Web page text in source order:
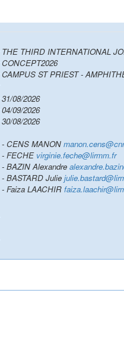
THE THIRD INTERNATIONAL
CONCEPT2026
CAMPUS ST PRIEST -
31/08/2026
04/09/2026
30/08/2026
- CENS MANON
- FECHE virginie.feche@lirmm.fr
- BAZIN Alexandre
- BASTARD Julie
- Faiza LAACHIR